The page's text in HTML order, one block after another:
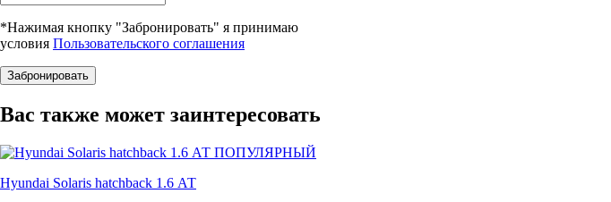
*Нажимая кнопку "Забронировать" я принимаю
условия Пользовательского соглашения
Забронировать
Вас также может заинтересовать
ПОПУЛЯРНЫЙ
Hyundai Solaris hatchback 1.6 АТ